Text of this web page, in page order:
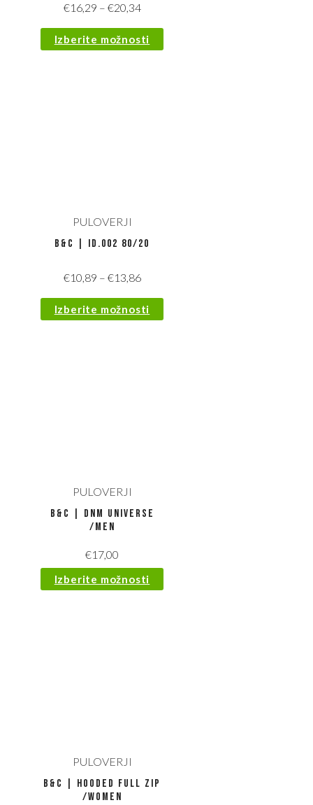
€16,29 – €20,34
Izberite možnosti
PULOVERJI
B&C | ID.002 80/20
€10,89 – €13,86
Izberite možnosti
PULOVERJI
B&C | DNM Universe
/men
€17,00
Izberite možnosti
PULOVERJI
B&C | Hooded Full Zip
/women